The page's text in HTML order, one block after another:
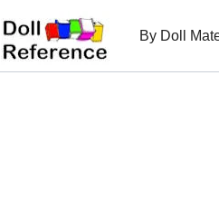
to
content
By Doll